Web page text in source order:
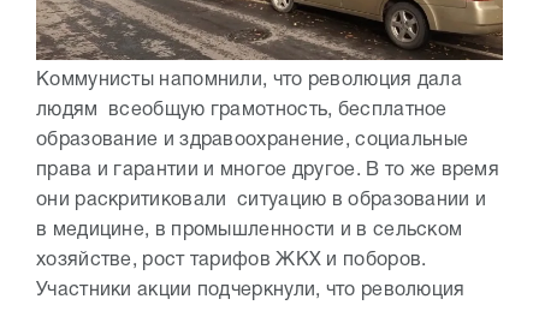
Коммунисты напомнили, что революция дала
людям всеобщую грамотность, бесплатное
образование и здравоохранение, социальные
права и гарантии и многое другое. В то же время
они раскритиковали ситуацию в образовании и
в медицине, в промышленности и в сельском
хозяйстве, рост тарифов ЖКХ и поборов.
Участники акции подчеркнули, что революция